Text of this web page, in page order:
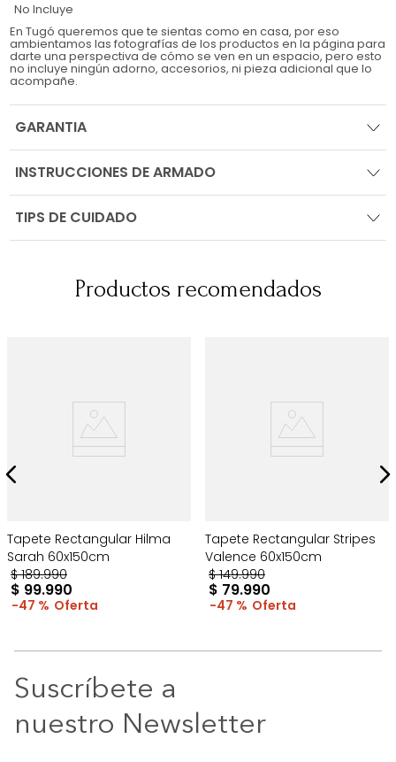
No Incluye
En Tugó queremos que te sientas como en casa, por eso
ambientamos las fotografías de los productos en la página para
darte una perspectiva de cómo se ven en un espacio, pero esto
no incluye ningún adorno, accesorios, ni pieza adicional que lo
acompañe.
GARANTIA
INSTRUCCIONES DE ARMADO
TIPS DE CUIDADO
Productos recomendados
Tapete Rectangular Hilma
Sarah 60x150cm
$ 189.990
$ 99.990
47 %
Tapete Rectangular Stripes
Valence 60x150cm
$ 149.990
$ 79.990
47 %
Suscríbete a
nuestro Newsletter